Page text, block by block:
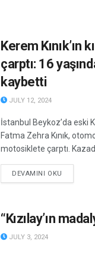
Kerem Kınık’ın
çarptı: 16
kaybetti
JULY 12, 2024
İstanbul Beykoz’da eski
Fatma Zehra Kınık,
motosiklete çarptı.
DEVAMINI OKU
“Kızılay’ın
JULY 3, 2024